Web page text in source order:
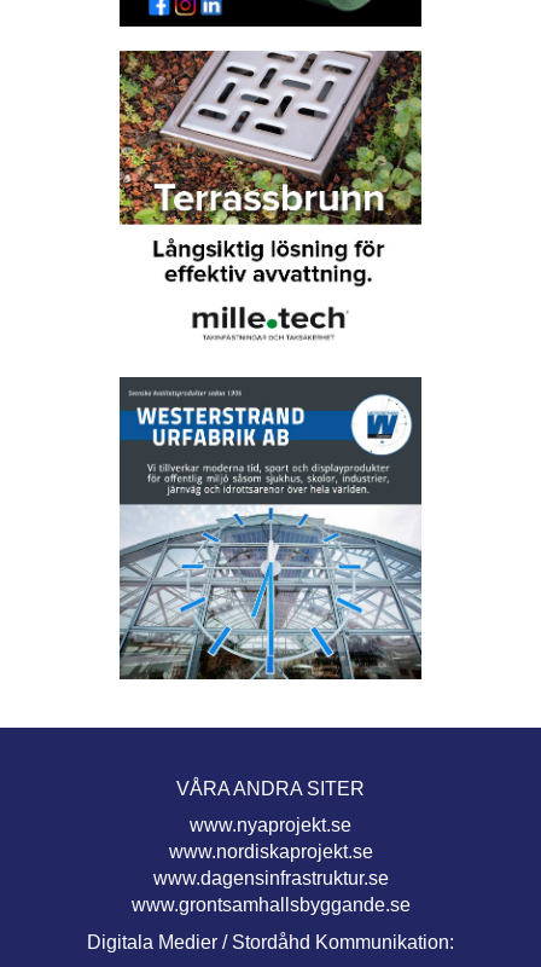
VÅRA ANDRA SITER
www.nyaprojekt.se
www.nordiskaprojekt.se
www.dagensinfrastruktur.se
www.grontsamhallsbyggande.se
Digitala Medier / Stordåhd Kommunikation: